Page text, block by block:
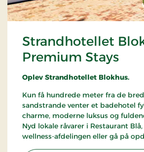
Strandhotellet
Premium Stays
Oplev Strandhotellet Blokhus.
Kun få hundrede meter fra de
sandstrande venter et badehotel
charme, moderne luksus og
Nyd lokale råvarer i Restaurant
wellness-afdelingen eller gå på